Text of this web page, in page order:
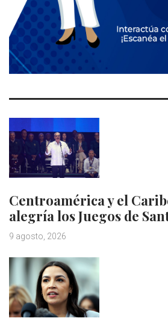
Centroamérica y el
alegría los Juegos de
9 agosto, 2026